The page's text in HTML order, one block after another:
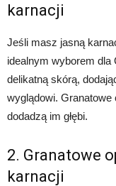
karnacji
Jeśli masz jasną
idealnym wyborem dla
delikatną skórą,
wyglądowi.
dodadzą im głębi.
2. Granatowe
karnacji